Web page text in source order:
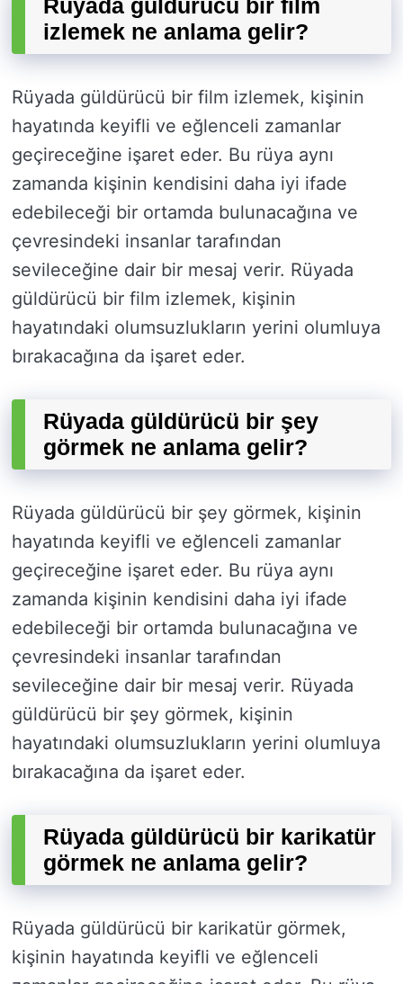
Rüyada güldürücü bir film
izlemek ne anlama gelir?
Rüyada güldürücü bir film izlemek, kişinin
hayatında keyifli ve eğlenceli zamanlar
geçireceğine işaret eder. Bu rüya aynı
zamanda kişinin kendisini daha iyi ifade
edebileceği bir ortamda bulunacağına ve
çevresindeki insanlar tarafından
sevileceğine dair bir mesaj verir. Rüyada
güldürücü bir film izlemek, kişinin
hayatındaki olumsuzlukların yerini olumluya
bırakacağına da işaret eder.
Rüyada güldürücü bir şey
görmek ne anlama gelir?
Rüyada güldürücü bir şey görmek, kişinin
hayatında keyifli ve eğlenceli zamanlar
geçireceğine işaret eder. Bu rüya aynı
zamanda kişinin kendisini daha iyi ifade
edebileceği bir ortamda bulunacağına ve
çevresindeki insanlar tarafından
sevileceğine dair bir mesaj verir. Rüyada
güldürücü bir şey görmek, kişinin
hayatındaki olumsuzlukların yerini olumluya
bırakacağına da işaret eder.
Rüyada güldürücü bir karikatür
görmek ne anlama gelir?
Rüyada güldürücü bir karikatür görmek,
kişinin hayatında keyifli ve eğlenceli